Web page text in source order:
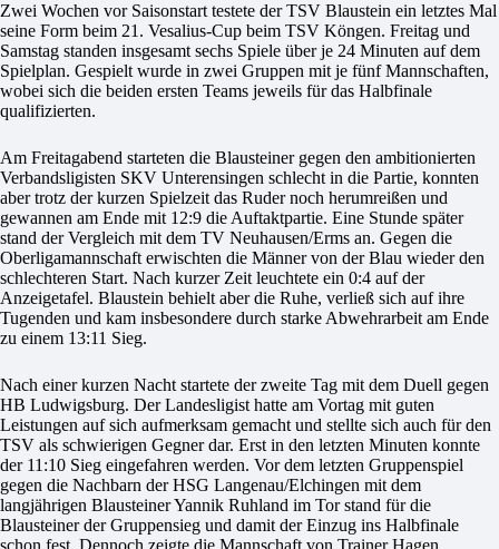
Zwei Wochen vor Saisonstart testete der TSV Blaustein ein letztes Mal
seine Form beim 21. Vesalius-Cup beim TSV Köngen. Freitag und
Samstag standen insgesamt sechs Spiele über je 24 Minuten auf dem
Spielplan. Gespielt wurde in zwei Gruppen mit je fünf Mannschaften,
wobei sich die beiden ersten Teams jeweils für das Halbfinale
qualifizierten.
Am Freitagabend starteten die Blausteiner gegen den ambitionierten
Verbandsligisten SKV Unterensingen schlecht in die Partie, konnten
aber trotz der kurzen Spielzeit das Ruder noch herumreißen und
gewannen am Ende mit 12:9 die Auftaktpartie. Eine Stunde später
stand der Vergleich mit dem TV Neuhausen/Erms an. Gegen die
Oberligamannschaft erwischten die Männer von der Blau wieder den
schlechteren Start. Nach kurzer Zeit leuchtete ein 0:4 auf der
Anzeigetafel. Blaustein behielt aber die Ruhe, verließ sich auf ihre
Tugenden und kam insbesondere durch starke Abwehrarbeit am Ende
zu einem 13:11 Sieg.
Nach einer kurzen Nacht startete der zweite Tag mit dem Duell gegen
HB Ludwigsburg. Der Landesligist hatte am Vortag mit guten
Leistungen auf sich aufmerksam gemacht und stellte sich auch für den
TSV als schwierigen Gegner dar. Erst in den letzten Minuten konnte
der 11:10 Sieg eingefahren werden. Vor dem letzten Gruppenspiel
gegen die Nachbarn der HSG Langenau/Elchingen mit dem
langjährigen Blausteiner Yannik Ruhland im Tor stand für die
Blausteiner der Gruppensieg und damit der Einzug ins Halbfinale